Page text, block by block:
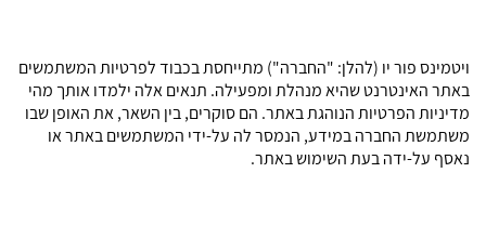
ויטמינס פור יו (להלן: "החברה") מתייחסת בכבוד לפרטיות המשתמשים
באתר האינטרנט שהיא מנהלת ומפעילה. תנאים אלה ילמדו אותך מהי
מדיניות הפרטיות הנוהגת באתר. הם סוקרים, בין השאר, את האופן שבו
משתמשת החברה במידע, הנמסר לה על-ידי המשתמשים באתר או
נאסף על-ידה בעת השימוש באתר.